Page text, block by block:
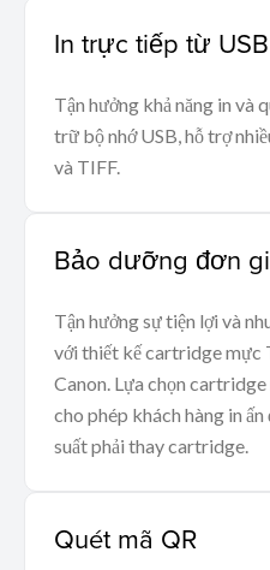
In trực tiếp từ USB
Tận hưởng khả năng in
trữ bộ nhớ USB, hỗ trợ
và TIFF.
Bảo dưỡng đơn
Tận hưởng sự tiện lợi và
với thiết kế cartridge
Canon. Lựa chọn
cho phép khách hàng in ấn
suất phải thay cartridge.
Quét mã QR